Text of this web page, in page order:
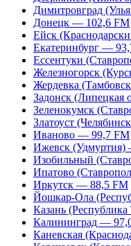
Димитровград
Донецк — 102,6 FM
Ейск
Екатеринбург —
Ессентуки
Железногорск
Жердевка
Задонск (Липецкая
Зеленокумск
Златоуст
Иваново — 99,7 FM
Ижевск
Изобильный
Ипатово
Иркутск — 88,5 FM
Йошкар-Ола
Казань
Калининград —
Каневская